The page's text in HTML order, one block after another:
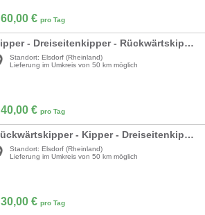
60,00 € pro Tag
Kipper - Dreiseitenkipper - Rückwärtskipper mieten
Standort: Elsdorf (Rheinland)
Lieferung im Umkreis von 50 km möglich
40,00 € pro Tag
Rückwärtskipper - Kipper - Dreiseitenkipper leihen
Standort: Elsdorf (Rheinland)
Lieferung im Umkreis von 50 km möglich
30,00 € pro Tag